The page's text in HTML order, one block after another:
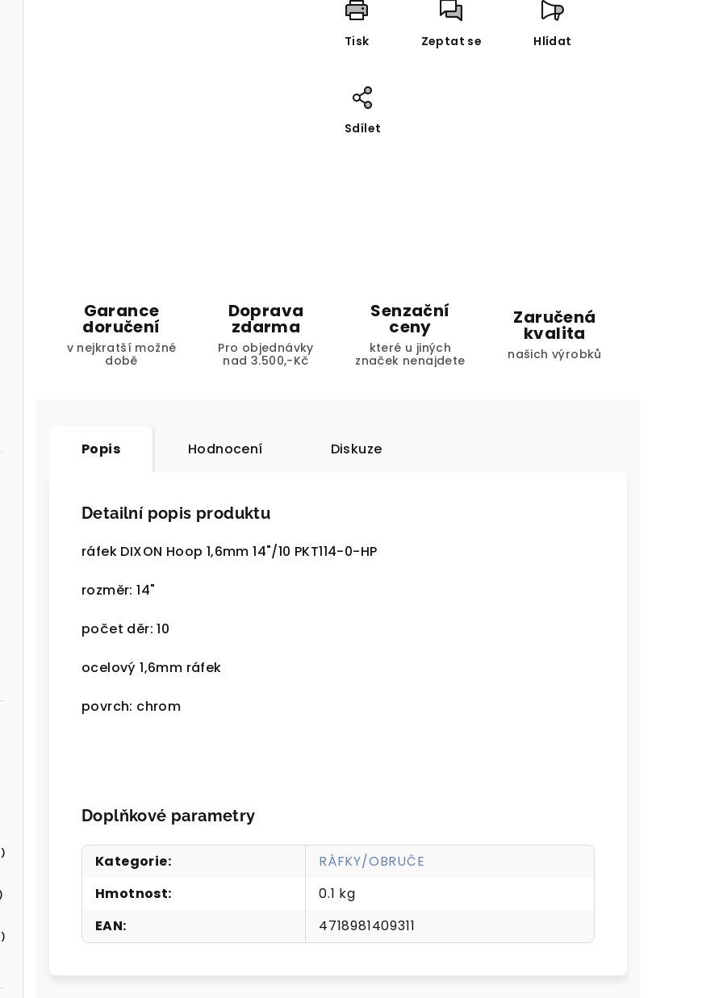
Tisk Zeptat se Hlídat
Sdílet
Garance
doručení
v nejkratší možné
době
Doprava
zdarma
Pro objednávky
nad 3.500,-Kč
Senzační
ceny
které u jiných
značek nenajdete
Zaručená
kvalita
našich výrobků
Popis Hodnocení Diskuze
Detailní popis produktu
ráfek DIXON Hoop 1,6mm 14"/10 PKT114-0-HP
rozměr: 14"
počet děr: 10
ocelový 1,6mm ráfek
povrch: chrom
Doplňkové parametry
Kategorie:
RÁFKY/OBRUČE
Hmotnost:
0.1 kg
EAN: 4718981409311